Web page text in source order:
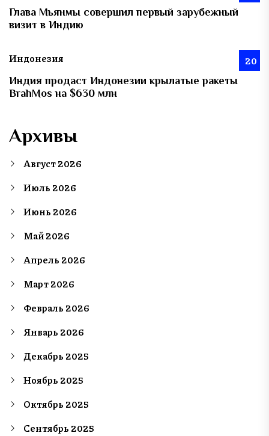
Глава Мьянмы совершил первый зарубежный
визит в Индию
Индонезия 20
Индия продаст Индонезии крылатые ракеты
BrahMos на $630 млн
Архивы
Август 2026
Июль 2026
Июнь 2026
Май 2026
Апрель 2026
Март 2026
Февраль 2026
Январь 2026
Декабрь 2025
Ноябрь 2025
Октябрь 2025
Сентябрь 2025